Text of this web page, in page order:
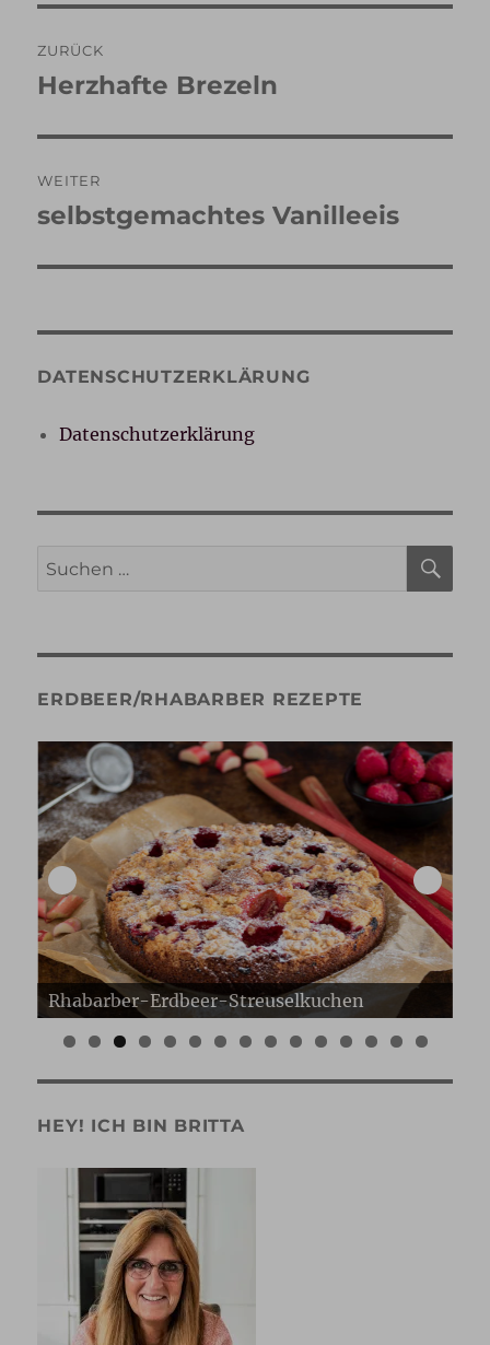
ZURÜCK
Vorheriger
Herzhafte Brezeln
WEITER
Nächster
selbstgemachtes Vanilleeis
DATENSCHUTZERKLÄRUNG
Datenschutzerklärung
Suche
ERDBEER/RHABARBER REZEPTE
Erdbeer Gugelhupf
0 1 2 3 4 5
HEY! ICH BIN BRITTA